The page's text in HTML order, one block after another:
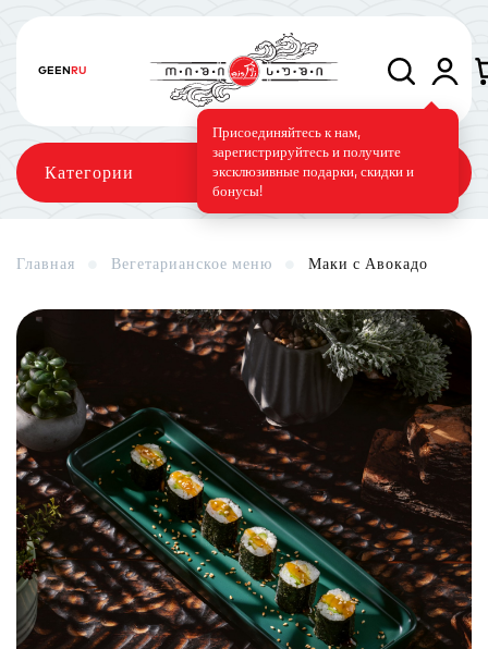
GEENRU
Категории
Суши-торт Фирменные Вегетарианское меню
Сэндвич Нигири Маки
Поке и буррито Супы и салаты Напитки
Главная Вегетарианское меню Маки с Авокадо